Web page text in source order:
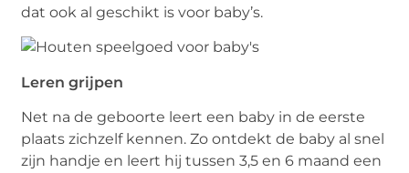
dat ook al geschikt is voor baby’s.
Leren grijpen
Net na de geboorte leert een baby in de eerste
plaats zichzelf kennen. Zo ontdekt de baby al snel
zijn handje en leert hij tussen 3,5 en 6 maand een